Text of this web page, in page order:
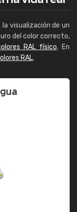
visualización de un
del color correcto,
RAL físico. En
RAL.